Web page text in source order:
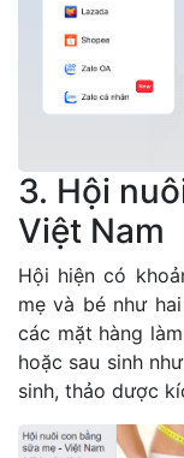
3. Hội
Việt Nam
Hội hiện có
mẹ và bé như
các mặt hàng
hoặc sau sinh
sinh, thảo dược